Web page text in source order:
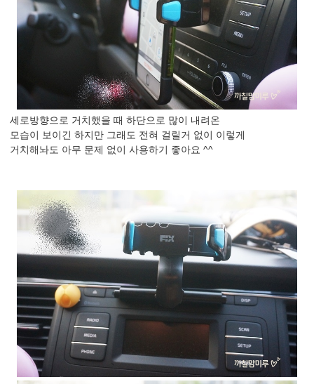
세로방향으로 거치했을 때 하단으로 많이 내려온
모습이 보이긴 하지만 그래도 전혀 걸릴거 없이 이렇게
거치해놔도 아무 문제 없이 사용하기 좋아요 ^^